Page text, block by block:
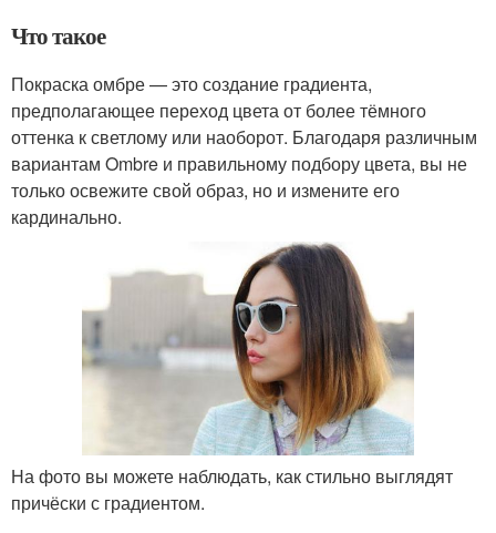
Что такое
Покраска омбре — это создание градиента,
предполагающее переход цвета от более тёмного
оттенка к светлому или наоборот. Благодаря различным
вариантам Ombre и правильному подбору цвета, вы не
только освежите свой образ, но и измените его
кардинально.
На фото вы можете наблюдать, как стильно выглядят
причёски с градиентом.